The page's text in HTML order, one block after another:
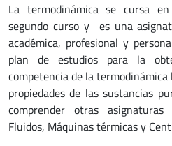
La termodinámica se cursa
segundo curso y es una
académica, profesional y
plan de estudios para la
competencia de la
propiedades de las sustancias
comprender otras
Fluidos, Máquinas térmicas y